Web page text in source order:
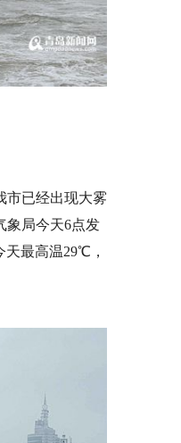
已经出现大雾
象局今天6点发
天最高温29℃，